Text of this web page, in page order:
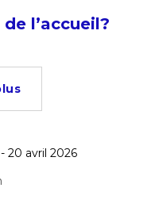
l’accueil?
- 20 avril 2026